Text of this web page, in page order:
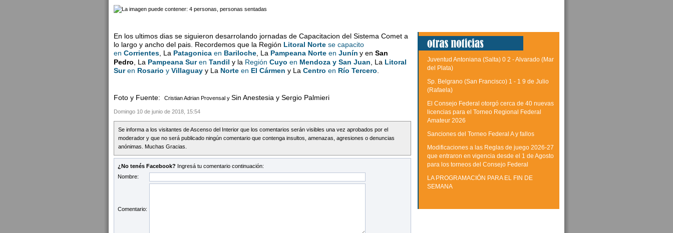
En los ultimos dias se siguieron desarrolando jornadas de Capacitacion del Sistema Comet a
lo largo y ancho del pais. Recordemos que la Región Litoral Norte se capacito
en Corrientes , La Patagonica en Bariloche , La Pampeana Norte en Junín y en San
Pedro , La Pampeana Suren Tandil y la Región Cuyo en Mendoza y San Juan , La Litoral
Suren Rosario y Villaguay y La Norte en El Cármen y La Centro en Río Tercero
Foto y Fuente: Cristian Adrian Provensal y Sin Anestesia y Sergio Palmieri
Domingo 10 de junio de 2018, 15:54
Se informa a los visitantes de Ascenso del Interior que los comentarios serán visibles una vez aprobados por el
moderador y que no será publicado ningún comentario que contenga insultos, amenazas, agresiones o denuncias
anónimas. Muchas Gracias.
¿No tenés Facebook? Ingresá tu comentario continuación:
Nombre:
Comentario:
Juventud Antoniana (Salta) 0 2 - Alvarado (Mar
del Plata)
Sp. Belgrano (San Francisco) 1 - 1 9 de Julio
(Rafaela)
El Consejo Federal otorgó cerca de 40 nuevas
licencias para el Torneo Regional Federal
Amateur 2026
Sanciones del Torneo Federal A y fallos
Modificaciones a las Reglas de juego 2026-27
que entraron en vigencia desde el 1 de Agosto
para los torneos del Consejo Federal
LA PROGRAMACIÓN PARA EL FIN DE
SEMANA